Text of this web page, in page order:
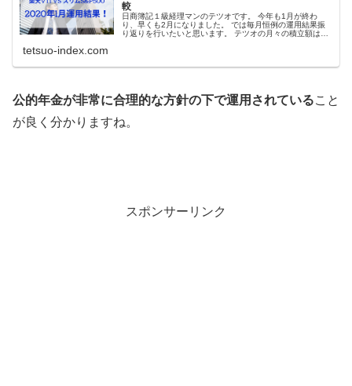
較
日商簿記１級経理マンのテツオです。 今年も1月が終わ
り、早くも2月になりました。 では毎月恒例の運用結果振
り返りを行いたいと思います。 テツオの月々の積立額は？
tetsuo-index.com
公的年金が非常に合理的な方針の下で運用されていること
が良く分かりますね。
スポンサーリンク